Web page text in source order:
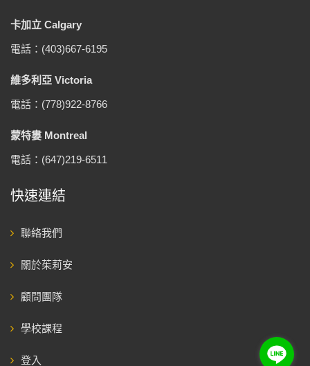
卡加立 Calgary
電話：(403)667-6195
維多利亞 Victoria
電話：(778)922-8766
蒙特婁 Montreal
電話：(647)219-6511
快速連結
聯絡我們
關於茱莉安
顧問團隊
學校課程
登入